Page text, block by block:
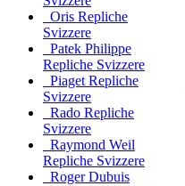
Oris Repliche
Svizzere
Patek Philippe
Repliche Svizzere
Piaget Repliche
Svizzere
Rado Repliche
Svizzere
Raymond Weil
Repliche Svizzere
Roger Dubuis